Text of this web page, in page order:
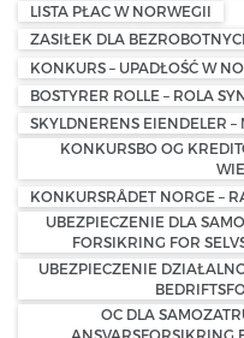
LISTA PŁAC W NORWEGII
ZASIŁEK DLA
KONKURS – UPADŁOŚĆ W
BOSTYRER ROLLE – ROLA
SKYLDNERENS EIENDELER
KONKURSBO OG
KONKURSRÅDET NORGE –
UBEZPIECZENIE DLA
FORSIKRING FOR
UBEZPIECZENIE
OC DLA
ANSVARSFORSIKRING